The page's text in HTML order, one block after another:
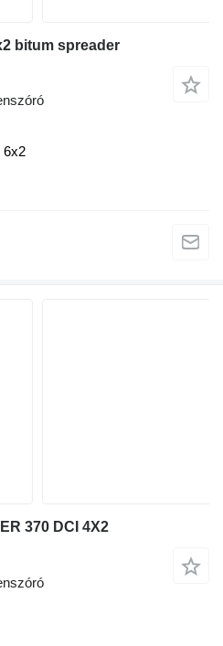
bitum spreader
6x2
370 DCI 4X2